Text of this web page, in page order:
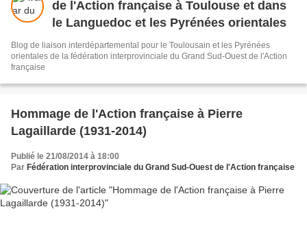
de l'Action française à Toulouse et dans
le Languedoc et les Pyrénées orientales
Blog de liaison interdépartemental pour le Toulousain et les Pyrénées
orientales de la fédération interprovinciale du Grand Sud-Ouest de l'Action
française
Hommage de l'Action française à Pierre
Lagaillarde (1931-2014)
Publié le 21/08/2014 à 18:00
Par Fédération interprovinciale du Grand Sud-Ouest de l'Action française